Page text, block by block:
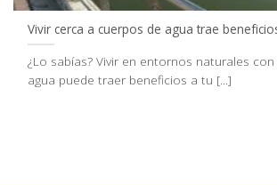
Vivir cerca a cuerpos de agua trae
¿Lo sabías? Vivir en entornos naturales
agua puede traer beneficios a tu [...]